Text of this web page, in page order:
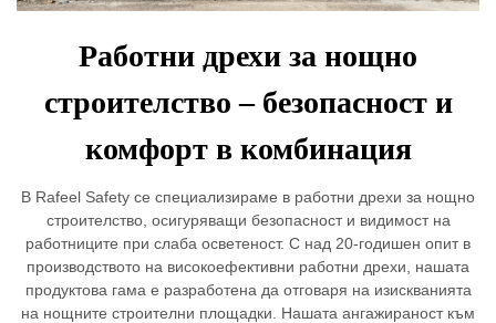
Работни дрехи за нощно
строителство – безопасност и
комфорт в комбинация
В Rafeel Safety се специализираме в работни дрехи за нощно
строителство, осигуряващи безопасност и видимост на
работниците при слаба осветеност. С над 20-годишен опит в
производството на високоефективни работни дрехи, нашата
продуктова гама е разработена да отговаря на изискванията
на нощните строителни площадки. Нашата ангажираност към